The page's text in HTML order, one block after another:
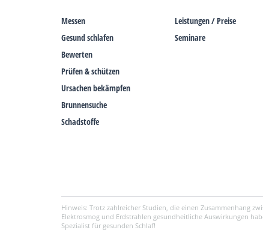
Messen
Gesund schlafen
Bewerten
Prüfen & schützen
Ursachen bekämpfen
Brunnensuche
Schadstoffe
Leistungen / Preise
Seminare
Hinweis: Trotz zahlreicher Studien, die einen Zusammenhang
Elektrosmog und Erdstrahlen gesundheitliche Auswirkungen
Spezialist für gesunden Schlaf!